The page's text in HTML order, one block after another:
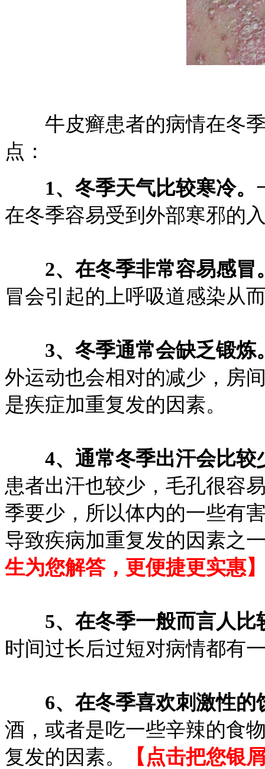
牛皮癣患者的病情在冬季
点：
1、冬季天气比较寒冷。
在冬季容易受到外部寒邪的
2、在冬季非常容易感冒
冒会引起的上呼吸道感染从
3、冬季通常会缺乏锻炼
外运动也会相对的减少，房
是疾症加重复发的因素。
4、通常冬季出汗会比较
患者出汗也较少，毛孔很容
季要少，所以体内的一些有
导致疾病加重复发的因素之
生为您解答，更便捷更实惠
5、在冬季一般而言人比
时间过长后过短对病情都有
6、在冬季喜欢刺激性的
酒，或者是吃一些辛辣的食
复发的因素。
【点击把您银